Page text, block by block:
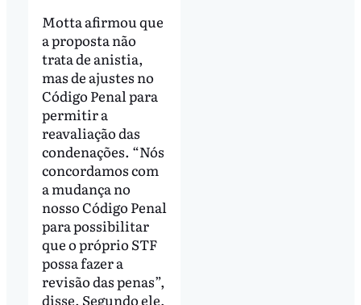
Motta afirmou que
a proposta não
trata de anistia,
mas de ajustes no
Código Penal para
permitir a
reavaliação das
condenações. “Nós
concordamos com
a mudança no
nosso Código Penal
para possibilitar
que o próprio STF
possa fazer a
revisão das penas”,
disse. Segundo ele,